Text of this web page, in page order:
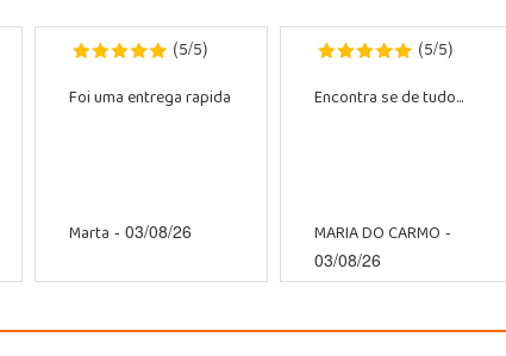
(5/5)
Foi uma entrega rapida
Marta - 03/08/26
(5/5)
Encontra se de tudo...
MARIA DO CARMO -
03/08/26